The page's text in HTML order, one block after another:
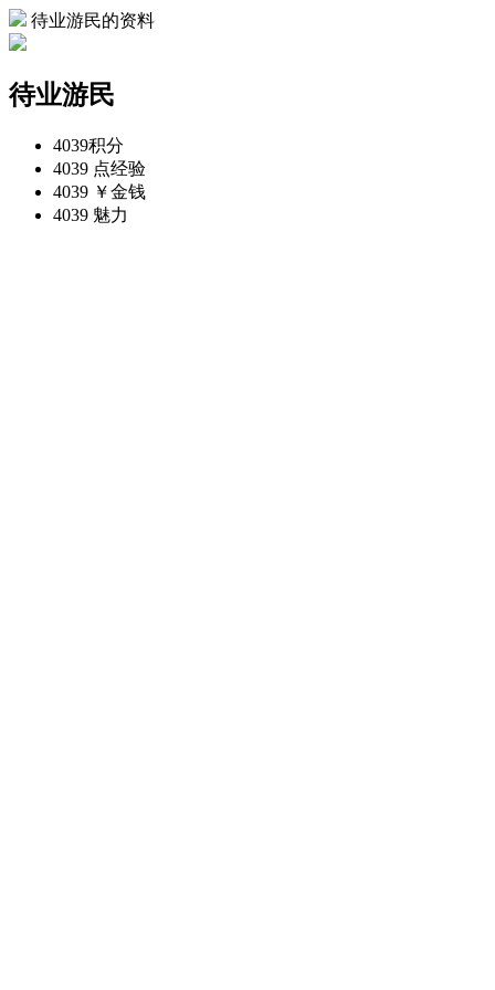
待业游民的资料
待业游民
4039积分
4039 点经验
4039 ￥金钱
4039 魅力